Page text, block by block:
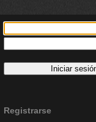
Registrarse